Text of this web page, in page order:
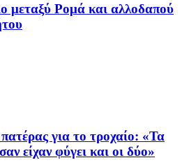
μεταξύ Ρομά και αλλοδαπού
για το τροχαίο: «Τα
είχαν φύγει και οι δύο»